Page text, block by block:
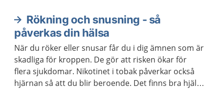
göra stor skillnad.
Rökning och snusning - så
påverkas din hälsa
När du röker eller snusar får du i dig ämnen som är
skadliga för kroppen. De gör att risken ökar för
flera sjukdomar. Nikotinet i tobak påverkar också
hjärnan så att du blir beroende. Det finns bra hjälp